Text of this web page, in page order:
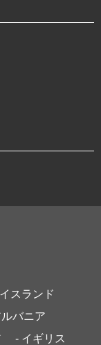
スランド
バニア
- イギリス